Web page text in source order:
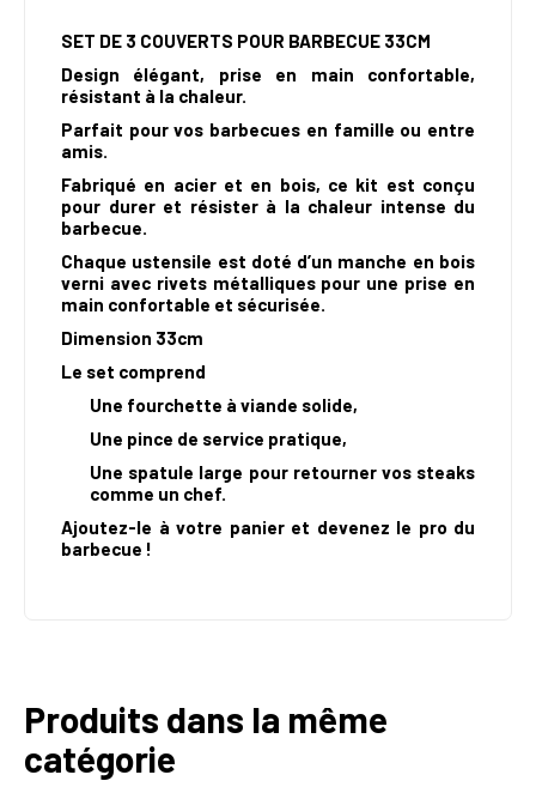
SET DE 3 COUVERTS POUR BARBECUE 33CM
Design élégant, prise en main confortable,
résistant à la chaleur.
Parfait pour vos barbecues en famille ou entre
amis.
Fabriqué en acier et en bois, ce kit est conçu
pour durer et résister à la chaleur intense du
barbecue.
Chaque ustensile est doté d’un manche en bois
verni avec rivets métalliques pour une prise en
main confortable et sécurisée.
Dimension 33cm
Le set comprend
Une fourchette à viande solide,
Une pince de service pratique,
Une spatule large pour retourner vos steaks
comme un chef.
Ajoutez-le à votre panier et devenez le pro du
barbecue !
Produits dans la même
catégorie